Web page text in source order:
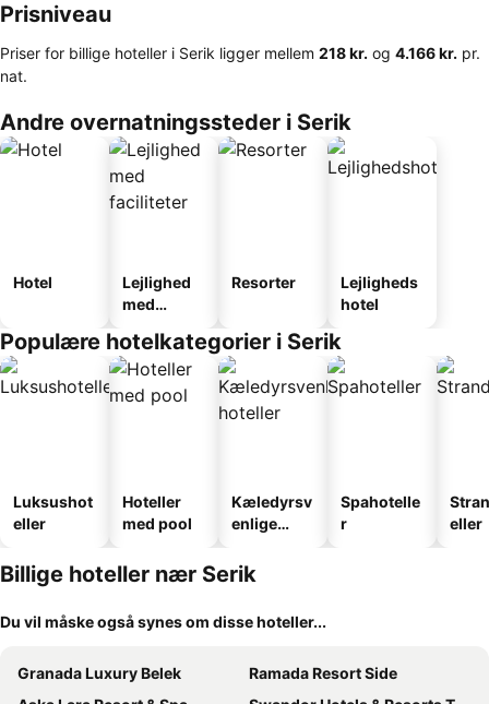
Prisniveau
Priser for billige hoteller i Serik ligger mellem ‎218 kr. og ‎4.166 kr. pr.
nat.
Andre overnatningssteder i Serik
Hotel
Lejlighed
med
Resorter
Lejligheds
hotel
Populære hotelkategorier i Serik
Luksushot
eller
Hoteller
med pool
Kæledyrsv
enlige
Spahotelle
r
eller
Billige hoteller nær Serik
Du vil måske også synes om disse hoteller...
Granada Luxury Belek
Ramada Resort Side